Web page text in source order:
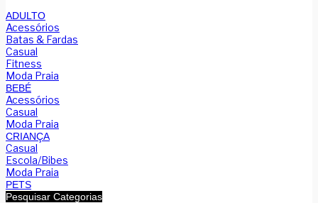
ADULTO
Acessórios
Batas & Fardas
Casual
Fitness
Moda Praia
BEBÉ
Acessórios
Casual
Moda Praia
CRIANÇA
Casual
Escola/Bibes
Moda Praia
PETS
Pesquisar Categorias